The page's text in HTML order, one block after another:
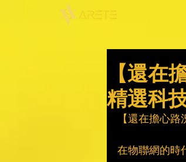
【還在
精選科技
【還在擔心
在物聯網的時